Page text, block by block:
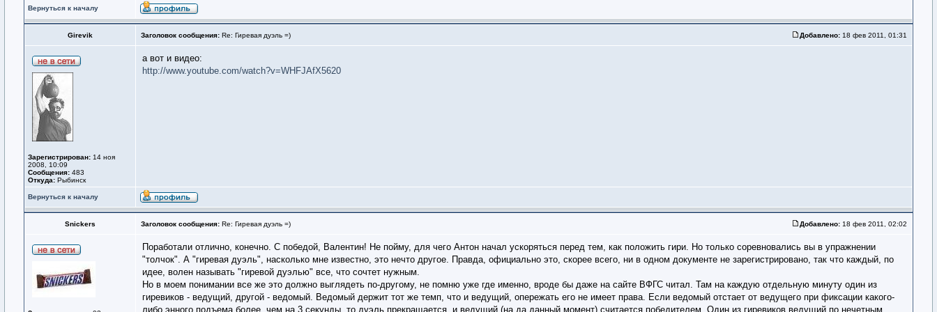
Вернуться к началу
Girevik Заголовок сообщения: Re: Гиревая дуэль =) Добавлено: 18 фев 2011, 01:31
Зарегистрирован: 14 ноя
2008, 10:09
Сообщения: 483
Откуда: Рыбинск
а вот и видео:
http://www.youtube.com/watch?v=WHFJAfX5620
Вернуться к началу
Snickers Заголовок сообщения: Re: Гиревая дуэль =) Добавлено: 18 фев 2011, 02:02
Поработали отлично, конечно. С победой, Валентин! Не пойму, для чего Антон начал ускоряться перед тем, как положить гири. Но только соревновались вы в упражнении
"толчок". А "гиревая дуэль", насколько мне известно, это нечто другое. Правда, официально это, скорее всего, ни в одном документе не зарегистрировано, так что каждый, по
идее, волен называть "гиревой дуэлью" все, что сочтет нужным.
Но в моем понимании все же это должно выглядеть по-другому, не помню уже где именно, вроде бы даже на сайте ВФГС читал. Там на каждую отдельную минуту один из
гиревиков - ведущий, другой - ведомый. Ведомый держит тот же темп, что и ведущий, опережать его не имеет права. Если ведомый отстает от ведущего при фиксации какого-
либо энного подъема более, чем на 3 секунды, то дуэль прекращается, и ведущий (на да данный момент) считается победителем. Один из гиревиков ведущий по нечетным